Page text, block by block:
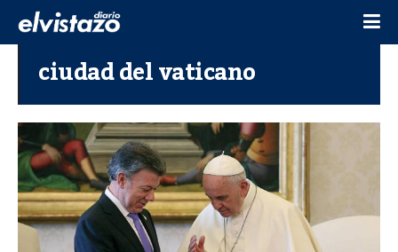
ciudad del vaticano